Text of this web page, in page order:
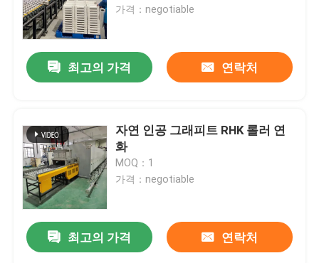
집
가격：negotiable
최고의 가격 연락처
자연 인공 그래피트 RHK 롤러 연
화
MOQ：1
가격：negotiable
최고의 가격 연락처